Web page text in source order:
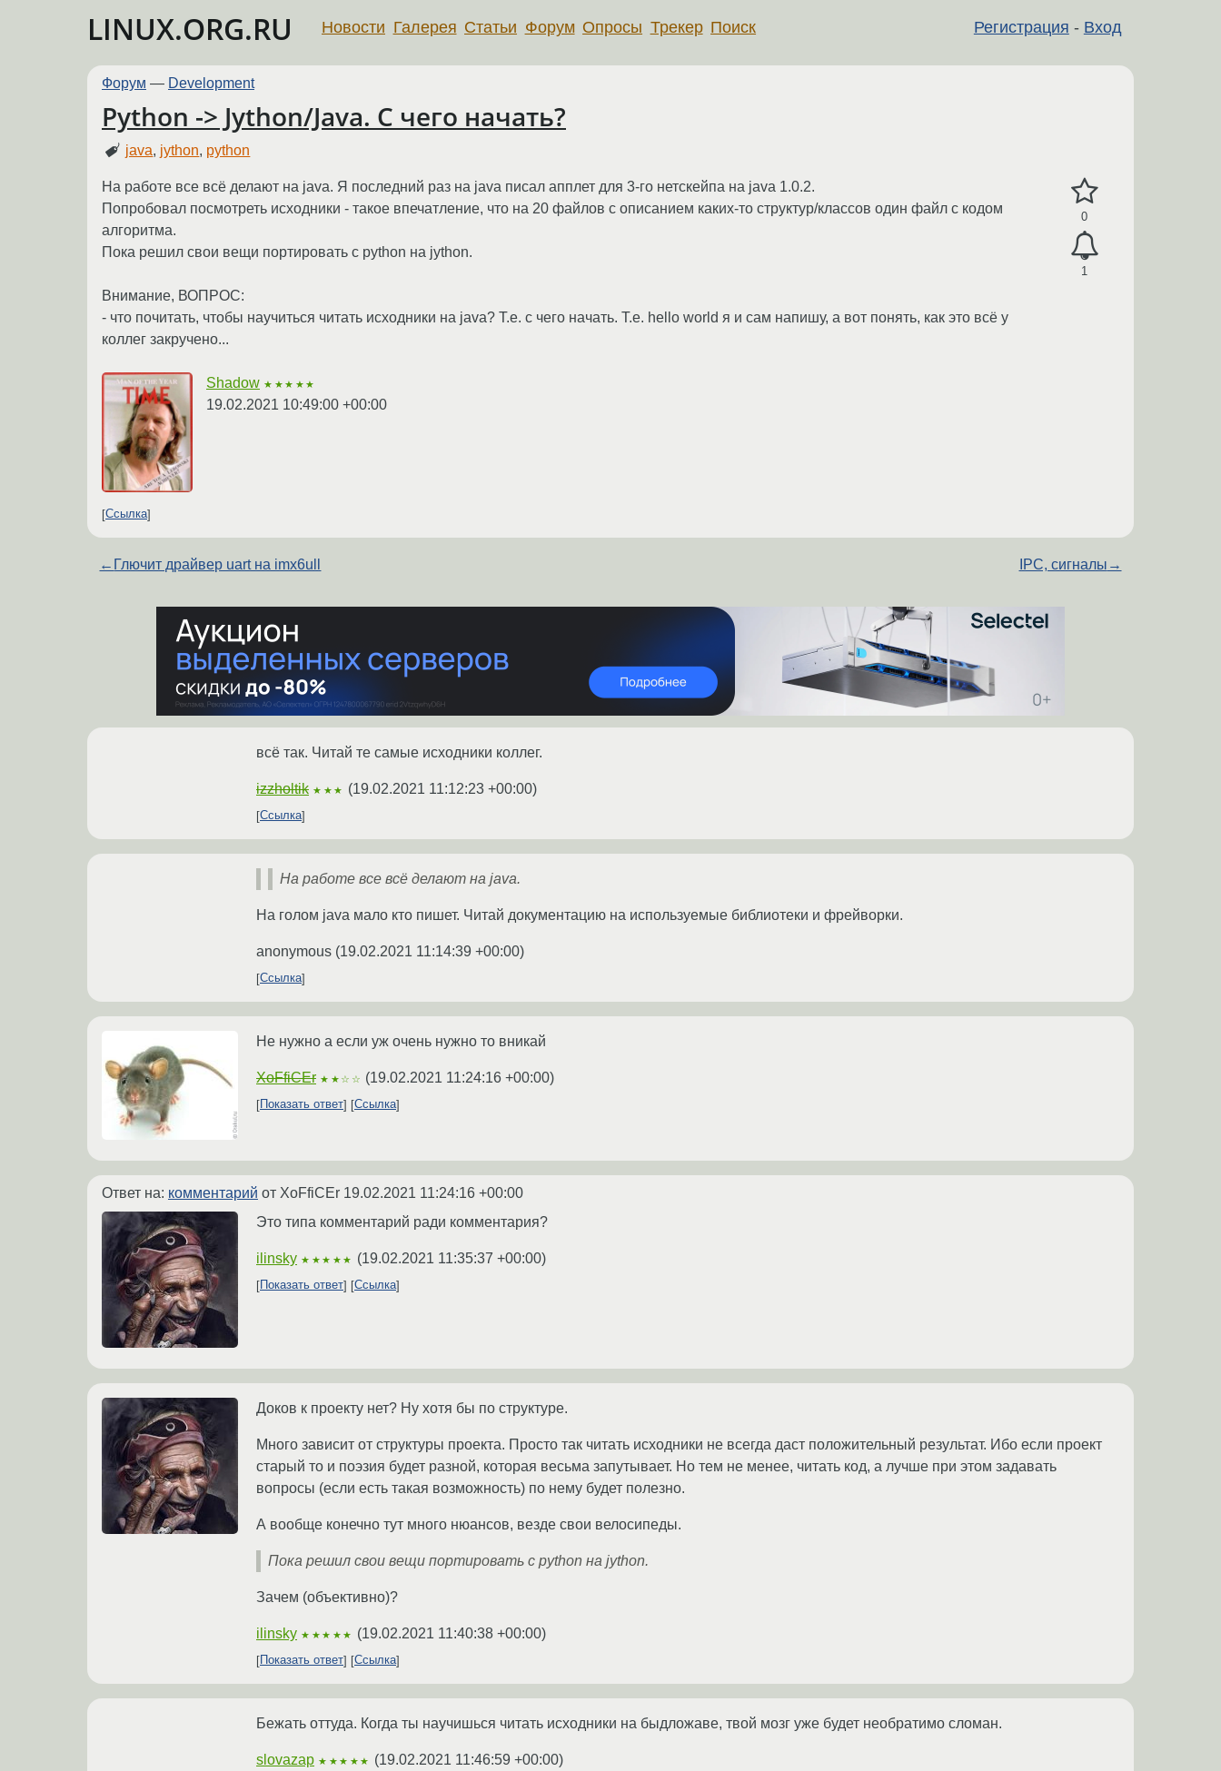
LINUX.ORG.RU Регистрация - Вход
Новости Галерея Статьи Форум Опросы Трекер Поиск
Форум — Development
Python -> Jython/Java. С чего начать?
java, jython, python
0
1
На работе все всё делают на java. Я последний раз на java писал апплет для 3-го нетскейпа на java 1.0.2.
Попробовал посмотреть исходники - такое впечатление, что на 20 файлов с описанием каких-то структур/классов один файл с кодом
алгоритма.
Пока решил свои вещи портировать с python на jython.
Внимание, ВОПРОС:
- что почитать, чтобы научиться читать исходники на java? Т.е. с чего начать. Т.е. hello world я и сам напишу, а вот понять, как это всё у
коллег закручено...
Shadow ★★★★★
19.02.2021 10:49:00 +00:00
Ссылка
← Глючит драйвер uart на imx6ull IPC, сигналы →
всё так. Читай те самые исходники коллег.
izzholtik ★★★ (19.02.2021 11:12:23 +00:00)
Ссылка
На работе все всё делают на java.
На голом java мало кто пишет. Читай документацию на используемые библиотеки и фрейворки.
anonymous (19.02.2021 11:14:39 +00:00)
Ссылка
Не нужно а если уж очень нужно то вникай
XoFfiCEr ★★☆☆ (19.02.2021 11:24:16 +00:00)
Показать ответ Ссылка
Ответ на: комментарий от XoFfiCEr 19.02.2021 11:24:16 +00:00
Это типа комментарий ради комментария?
ilinsky ★★★★★ (19.02.2021 11:35:37 +00:00)
Показать ответ Ссылка
Доков к проекту нет? Ну хотя бы по структуре.
Много зависит от структуры проекта. Просто так читать исходники не всегда даст положительный результат. Ибо если проект
старый то и поэзия будет разной, которая весьма запутывает. Но тем не менее, читать код, а лучше при этом задавать
вопросы (если есть такая возможность) по нему будет полезно.
А вообще конечно тут много нюансов, везде свои велосипеды.
Пока решил свои вещи портировать с python на jython.
Зачем (объективно)?
ilinsky ★★★★★ (19.02.2021 11:40:38 +00:00)
Показать ответ Ссылка
Бежать оттуда. Когда ты научишься читать исходники на быдложаве, твой мозг уже будет необратимо сломан.
slovazap ★★★★★ (19.02.2021 11:46:59 +00:00)